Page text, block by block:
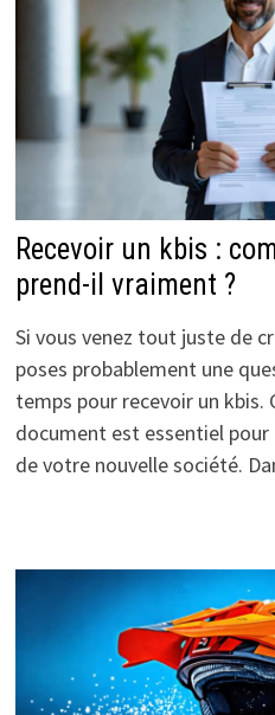
Recevoir un kbis :
prend-il vraiment ?
Si vous venez tout juste de
poses probablement une
temps pour recevoir un kbis.
document est essentiel pour
de votre nouvelle société.